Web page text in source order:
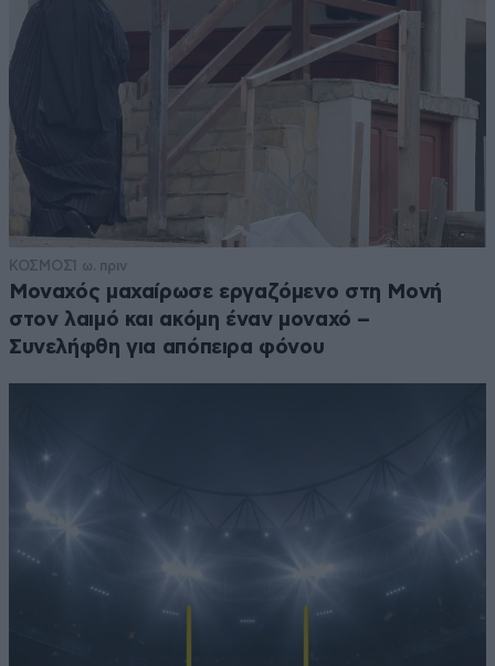
ΚΟΣΜΟΣ1 ω. πριν
Μοναχός μαχαίρωσε εργαζόμενο στη Μονή
στον λαιμό και ακόμη έναν μοναχό –
Συνελήφθη για απόπειρα φόνου